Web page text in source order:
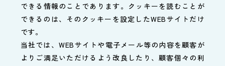
できる情報のことであります。クッキーを読むことが
できるのは、そのクッキーを設定したWEBサイトだけ
です。
当社では、WEBサイトや電子メール等の内容を顧客が
よりご満足いただけるよう改良したり、顧客個々の利